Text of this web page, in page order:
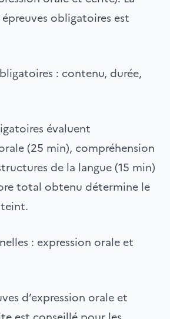
obligatoires est
: contenu, durée,
évaluent
(25 min), compréhension
de la langue (15 min)
total obtenu détermine le
: expression orale et
d’expression orale et